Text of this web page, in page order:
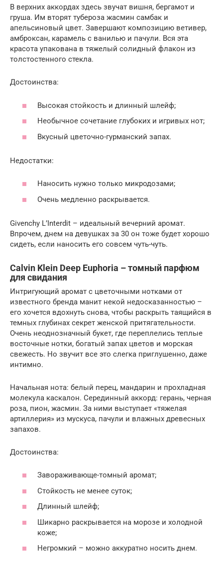
В верхних аккордах здесь звучат вишня, бергамот и
груша. Им вторят тубероза жасмин самбак и
апельсиновый цвет. Завершают композицию ветивер,
амброксан, карамель с ванилью и пачули. Вся эта
красота упакована в тяжелый солидный флакон из
толстостенного стекла.
Достоинства:
Bысокая стойкость и длинный шлейф;
Необычное сочетание глубоких и игривых нот;
Вкусный цветочно-гурманский запах.
Недостатки:
Наносить нужно только микродозами;
Очень медленно раскрывается.
Givenchy L’Interdit – идеальный вечерний аромат.
Впрочем, днем на девушках за 30 он тоже будет хорошо
сидеть, если наносить его совсем чуть-чуть.
Calvin Klein Deep Euphoria – томный парфюм
для свидания
Интригующий аромат с цветочными нотками от
известного бренда манит некой недосказанностью –
его хочется вдохнуть снова, чтобы раскрыть таящийся в
темных глубинах секрет женской притягательности.
Очень неоднозначный букет, где переплелись теплые
восточные нотки, богатый запах цветов и морская
свежесть. Но звучит все это слегка приглушенно, даже
интимно.
Начальная нота: белый перец, мандарин и прохладная
молекула каскалон. Серединный аккорд: герань, черная
роза, пион, жасмин. За ними выступает «тяжелая
артиллерия» из мускуса, пачули и влажных древесных
запахов.
Достоинства:
Завораживающе-томный аромат;
Стойкость не менее суток;
Длинный шлейф;
Шикарно раскрывается на морозе и холодной
коже;
Негромкий – можно аккуратно носить днем.